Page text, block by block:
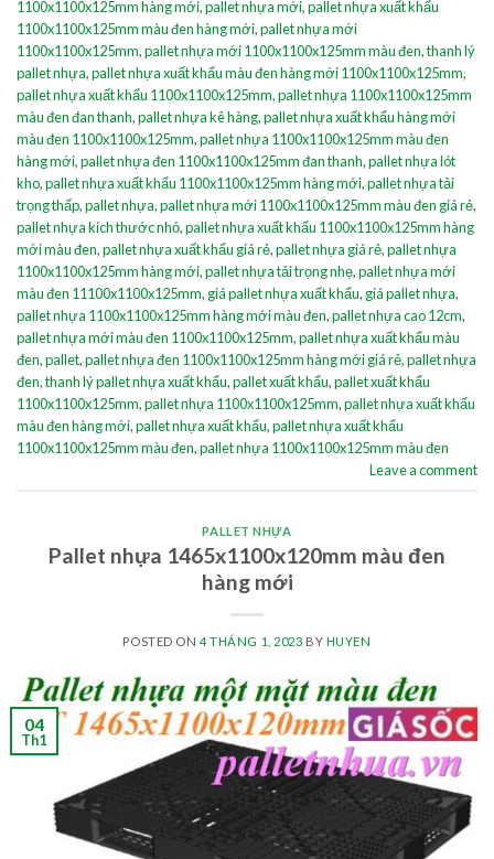
1100x1100x125mm hàng mới,pallet nhựa mới,pallet nhựa xuất khẩu
1100x1100x125mm màu đen hàng mới,pallet nhựa mới
1100x1100x125mm,pallet nhựa mới 1100x1100x125mm màu đen,thanh lý
pallet nhựa,pallet nhựa xuất khẩu màu đen hàng mới 1100x1100x125mm,
pallet nhựa xuất khẩu 1100x1100x125mm,pallet nhựa 1100x1100x125mm
màu đen đan thanh,pallet nhựa kê hàng,pallet nhựa xuất khẩu hàng mới
màu đen 1100x1100x125mm,pallet nhựa 1100x1100x125mm màu đen
hàng mới,pallet nhựa đen 1100x1100x125mm đan thanh,pallet nhựa lót
kho,pallet nhựa xuất khẩu 1100x1100x125mm hàng mới,pallet nhựa tải
trọng thấp,pallet nhựa,pallet nhựa mới 1100x1100x125mm màu đen giá rẻ,
pallet nhựa kích thước nhỏ,pallet nhựa xuất khẩu 1100x1100x125mm hàng
mới màu đen,pallet nhựa xuất khẩu giá rẻ,pallet nhựa giá rẻ,pallet nhựa
1100x1100x125mm hàng mới,pallet nhựa tải trọng nhẹ,pallet nhựa mới
màu đen 11100x1100x125mm, giá pallet nhựa xuất khẩu, giá pallet nhựa,
pallet nhựa 1100x1100x125mm hàng mới màu đen,pallet nhựa cao 12cm,
pallet nhựa mới màu đen 1100x1100x125mm,pallet nhựa xuất khẩu màu
đen,pallet,pallet nhựa đen 1100x1100x125mm hàng mới giá rẻ,pallet nhựa
đen,thanh lý pallet nhựa xuất khẩu,pallet xuất khẩu,pallet xuất khẩu
1100x1100x125mm,pallet nhựa 1100x1100x125mm,pallet nhựa xuất khẩu
màu đen hàng mới,pallet nhựa xuất khẩu,pallet nhựa xuất khẩu
1100x1100x125mm màu đen,pallet nhựa 1100x1100x125mm màu đen
Leave a comment
PALLET NHỰA
Pallet nhựa 1465x1100x120mm màu đen
hàng mới
POSTED ON4 THÁNG 1, 2023 BY HUYEN
04
Th1